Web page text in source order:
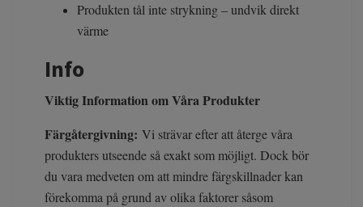
Produkten tål inte strykning – undvik direkt
värme
Info
Viktig Information om Våra Produkter
Färgåtergivning: Vi strävar efter att återge våra
produkters utseende så exakt som möjligt. Dock bör
du vara medveten om att mindre färgskillnader kan
förekomma på grund av olika faktorer såsom